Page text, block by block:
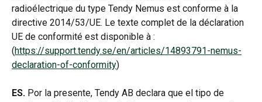
radioélectrique du type Tendy Nemus est conforme à la
directive 2014/53/UE. Le texte complet de la déclaration
UE de conformité est disponible à :
(https://support.tendy.se/en/articles/14893791-nemus-
declaration-of-conformity)
ES. Por la presente, Tendy AB declara que el tipo de